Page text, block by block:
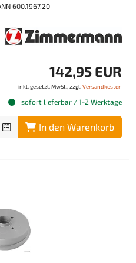
600.1967.20
142,95 EUR
inkl. gesetzl. MwSt., zzgl. Versandkosten
sofort lieferbar / 1-2 Werktage
In den Warenkorb